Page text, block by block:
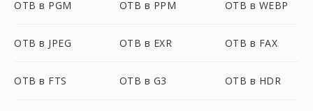
OTB в PGM OTB в PPM OTB в WEBP
OTB в JPEG OTB в EXR OTB в FAX
OTB в FTS OTB в G3 OTB в HDR